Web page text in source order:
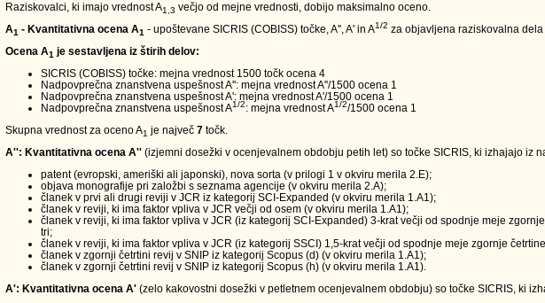
Raziskovalci, ki imajo vrednost A1,3 večjo od mejne vrednosti, dobijo maksimalno oceno.
A1 - Kvantitativna ocena A1 - upoštevane SICRIS (COBISS) točke, A'', A' in A1/2 za objavljena raziskovalna
Ocena A1 je sestavljena iz štirih delov:
SICRIS (COBISS) točke: mejna vrednost 1500 točk ocena 4
Nadpovprečna znanstvena uspešnost A'': mejna vrednost A''/1500 ocena 1
Nadpovprečna znanstvena uspešnost A': mejna vrednost A'/1500 ocena 1
Nadpovprečna znanstvena uspešnost A1/2: mejna vrednost A1/2/1500 ocena 1
Skupna vrednost za oceno A1 je največ 7 točk.
A'': Kvantitativna ocena A'' (izjemni dosežki v ocenjevalnem obdobju petih let) so točke SICRIS, ki izhajajo iz
patent (evropski, ameriški ali japonski), nova sorta (v prilogi 1 v okviru merila 2.E);
objava monografije pri založbi s seznama agencije (v okviru merila 2.A);
članek v prvi ali drugi reviji v JCR iz kategorij SCI-Expanded (v okviru merila 1.A1);
članek v reviji, ki ima faktor vpliva v JCR večji od osem (v okviru merila 1.A1);
članek v reviji, ki ima faktor vpliva v JCR (iz kategorij SCI-Expanded) 3-krat večji od spodnje meje
tri;
članek v reviji, ki ima faktor vpliva v JCR (iz kategorij SSCI) 1,5-krat večji od spodnje meje zgornje
članek v zgornji četrtini revij v SNIP iz kategorij Scopus (d) (v okviru merila 1.A1);
članek v zgornji četrtini revij v SNIP iz kategorij Scopus (h) (v okviru merila 1.A1).
A': Kvantitativna ocena A' (zelo kakovostni dosežki v petletnem ocenjevalnem obdobju) so točke SICRIS, ki